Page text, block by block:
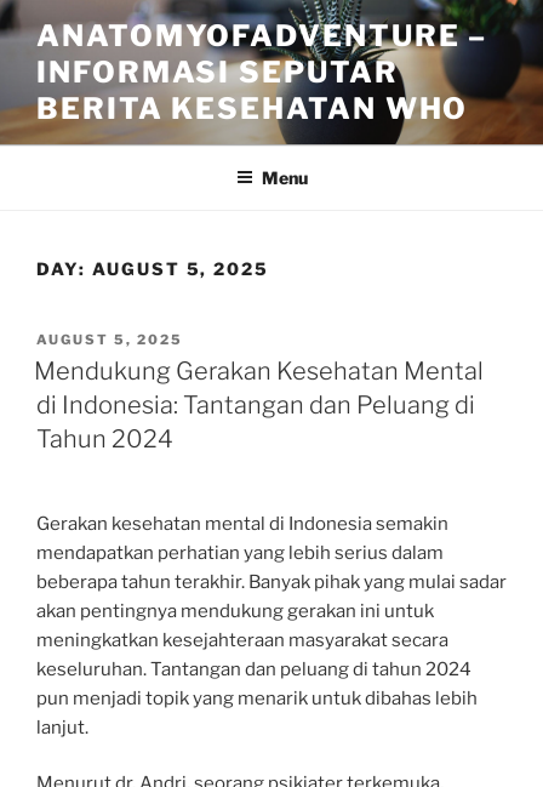
Skip
to
content
ANATOMYOFADVENTURE –
INFORMASI SEPUTAR
BERITA KESEHATAN WHO
Menu
DAY: AUGUST 5, 2025
POSTED
ON
AUGUST 5, 2025
Mendukung Gerakan Kesehatan Mental
di Indonesia: Tantangan dan Peluang di
Tahun 2024
Gerakan kesehatan mental di Indonesia semakin
mendapatkan perhatian yang lebih serius dalam
beberapa tahun terakhir. Banyak pihak yang mulai sadar
akan pentingnya mendukung gerakan ini untuk
meningkatkan kesejahteraan masyarakat secara
keseluruhan. Tantangan dan peluang di tahun 2024
pun menjadi topik yang menarik untuk dibahas lebih
lanjut.